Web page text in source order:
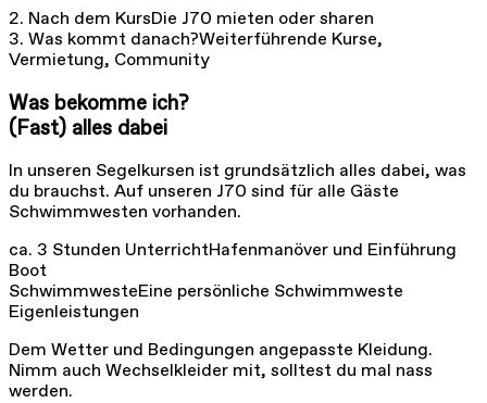
2. Nach dem KursDie J70 mieten oder sharen
3. Was kommt danach?Weiterführende Kurse,
Vermietung, Community
Was bekomme ich?
(Fast) alles dabei
In unseren Segelkursen ist grundsätzlich alles dabei, was
du brauchst. Auf unseren J70 sind für alle Gäste
Schwimmwesten vorhanden.
ca. 3 Stunden UnterrichtHafenmanöver und Einführung
Boot
SchwimmwesteEine persönliche Schwimmweste
Eigenleistungen
Dem Wetter und Bedingungen angepasste Kleidung.
Nimm auch Wechselkleider mit, solltest du mal nass
werden.